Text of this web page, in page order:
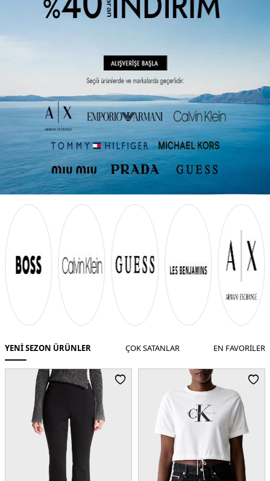
YENİ SEZON ÜRÜNLER ÇOK SATANLAR EN FAVORİLER